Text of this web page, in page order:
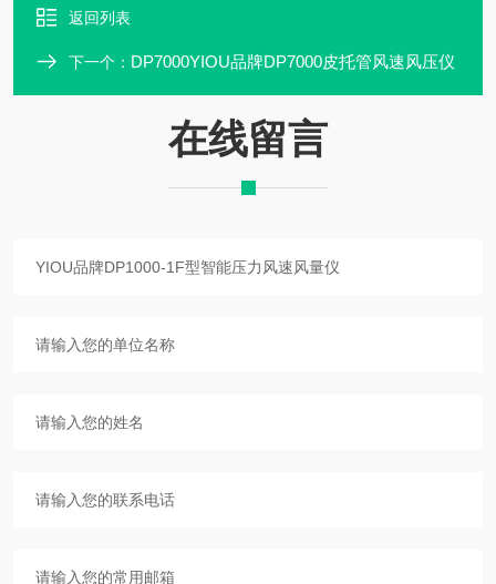
返回列表
下一个： DP7000YIOU品牌DP7000皮托管风速风压仪
在线留言